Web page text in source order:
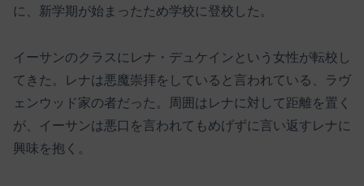
に、新学期が始まったため学校に登校した。
イーサンのクラスにレナ・デュケインという女性が転校し
てきた。レナは悪魔崇拝をしていると言われている、ラヴ
ェンウッド家の者だった。周囲はレナに対して距離を置く
が、イーサンは悪口を言われてもめげずに言い返すレナに
興味を抱く。